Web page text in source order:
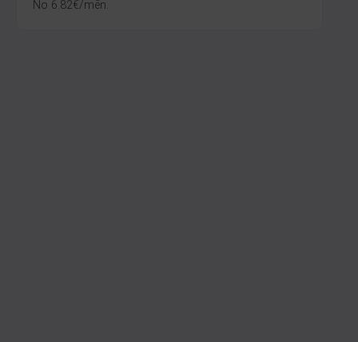
No 6.82€/mēn.